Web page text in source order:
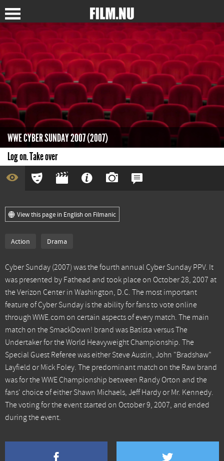
WWE CYBER SUNDAY 2007 (2007)
Log on. Take over
View this page in English on Filmanic
Action Drama
Cyber Sunday (2007) was the fourth annual Cyber Sunday PPV. It
was presented by Fathead and took place on October 28, 2007 at
the Verizon Center in Washington, D.C. The most important
feature of Cyber Sunday is the ability for fans to vote online
through WWE.com on certain aspects of every match. The main
match on the SmackDown! brand was Batista versus The
Undertaker for the World Heavyweight Championship. The
Special Guest Referee was either Steve Austin, John "Bradshaw"
Layfield or Mick Foley. The predominant match on the Raw brand
was for the WWE Championship between Randy Orton and the
fans' choice of either Shawn Michaels, Jeff Hardy or Mr. Kennedy.
The voting for the event started on October 9, 2007, and ended
during the event.